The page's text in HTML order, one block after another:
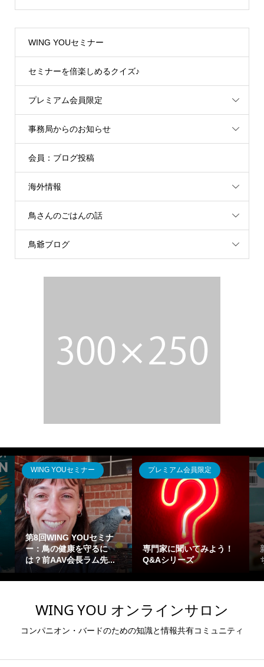
WING YOUセミナー
セミナーを倍楽しめるクイズ♪
プレミアム会員限定
事務局からのお知らせ
会員：ブログ投稿
海外情報
鳥さんのごはんの話
鳥爺ブログ
員限定
てみよう！
鳥のきもち
新装改訂版「鳥のきも
ち」
事務局からのお知ら
オンラインサロン
こそ
WING YOU オンラインサロン
コンパニオン・バードのための知識と情報共有コミュニティ